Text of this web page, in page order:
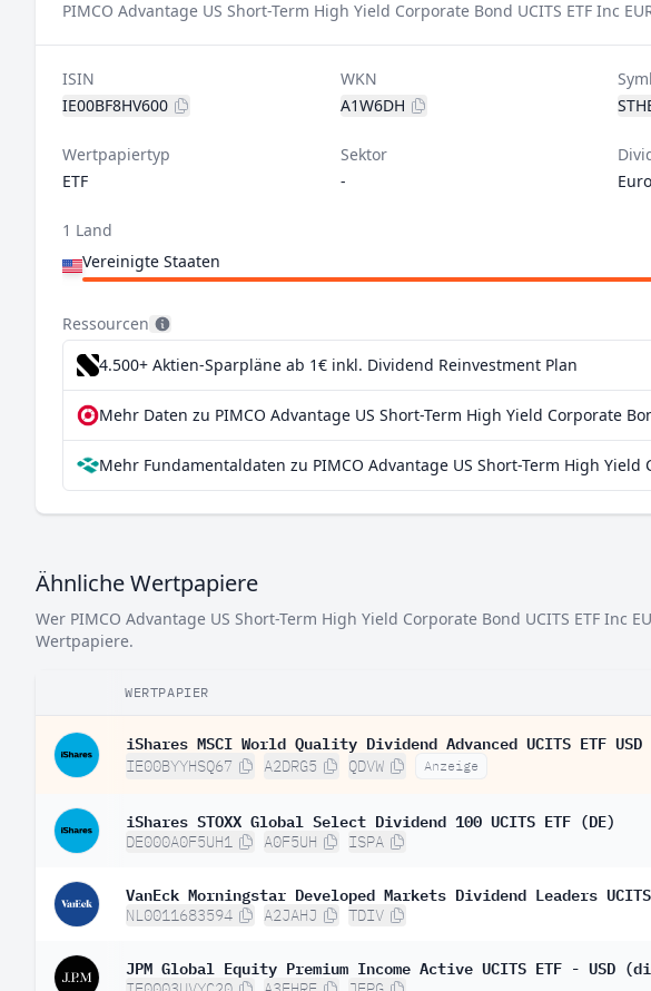
PIMCO Advantage US Short-Term High Yield Corporate Bond UCITS ETF Inc
ISIN
IE00BF8HV600
WKN
A1W6DH
Wertpapiertyp
ETF
Sektor
-
Euro
1 Land
Vereinigte Staaten
Ressourcen
4.500+ Aktien-Sparpläne ab 1€ inkl. Dividend Reinvestment Plan
Mehr Daten zu PIMCO Advantage US Short-Term High Yield Corporate
Mehr Fundamentaldaten zu PIMCO Advantage US Short-Term High Yield
Ähnliche Wertpapiere
Wer PIMCO Advantage US Short-Term High Yield Corporate Bond UCITS ETF Inc
Wertpapiere.
WERTPAPIER
iShares MSCI World Quality Dividend Advanced UCITS ETF
IE00BYYHSQ67 A2DRG5 QDVW Anzeige
iShares STOXX Global Select Dividend 100 UCITS ETF (DE)
DE000A0F5UH1 A0F5UH ISPA
VanEck Morningstar Developed Markets Dividend Leaders
NL0011683594 A2JAHJ TDIV
JPM Global Equity Premium Income Active UCITS ETF - USD